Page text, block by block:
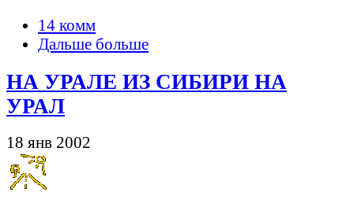
14 комм
Дальше больше
НА УРАЛЕ ИЗ СИБИРИ НА
УРАЛ
18 янв 2002